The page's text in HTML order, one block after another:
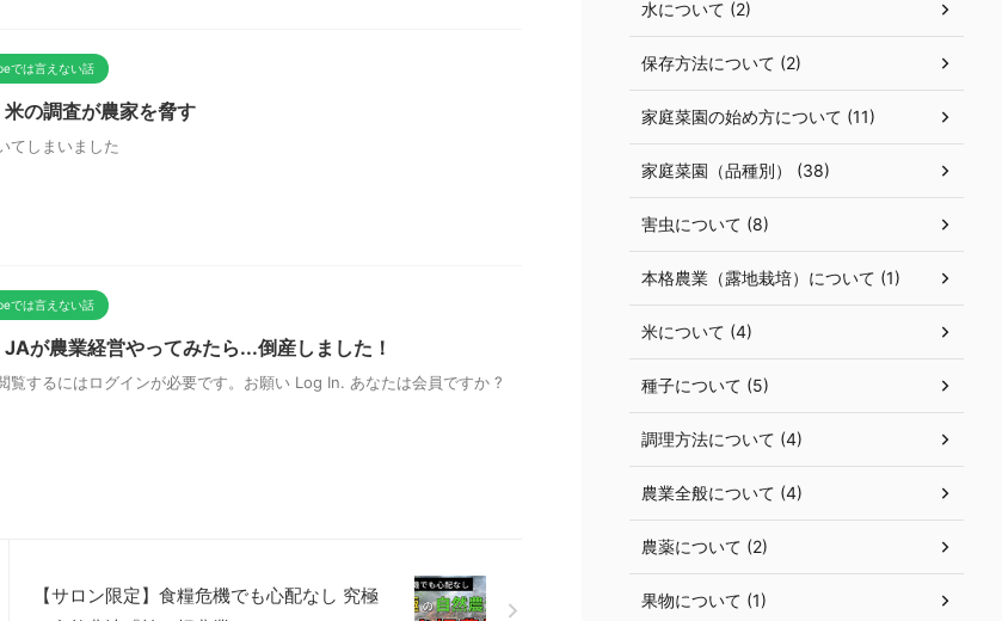
では言えない話
米の調査が農家を脅す
てしまいました
では言えない話
JAが農業経営やってみたら...倒産しました！
覧するにはログインが必要です。お願い Log In. あなたは会員ですか ?
【サロン限定】食糧危機でも心配なし 究極
水について (2)
保存方法について (2)
家庭菜園の始め方について (11)
家庭菜園（品種別） (38)
害虫について (8)
本格農業（露地栽培）について (1)
米について (4)
種子について (5)
調理方法について (4)
農業全般について (4)
農薬について (2)
果物について (1)